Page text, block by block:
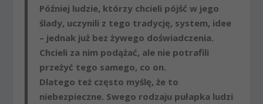
Później ludzie, którzy chcieli pójść w jego
ślady, uczynili z tego tradycję, system, idee
– jednak już bez żywego doświadczenia.
Chcieli za nim podążać, ale nie potrafili
przeżyć tego samego, co on.
Dlatego też często myślę, że to
niebezpieczne. Swego rodzaju pułapka ludzi